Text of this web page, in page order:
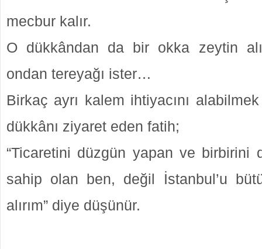
mecbur kalır.
O dükkândan da bir okka zeytin
ondan tereyağı ister…
Birkaç ayrı kalem ihtiyacını
dükkânı ziyaret eden fatih;
“Ticaretini düzgün yapan ve birbirini
sahip olan ben, değil İstanbul’u
alırım” diye düşünür.